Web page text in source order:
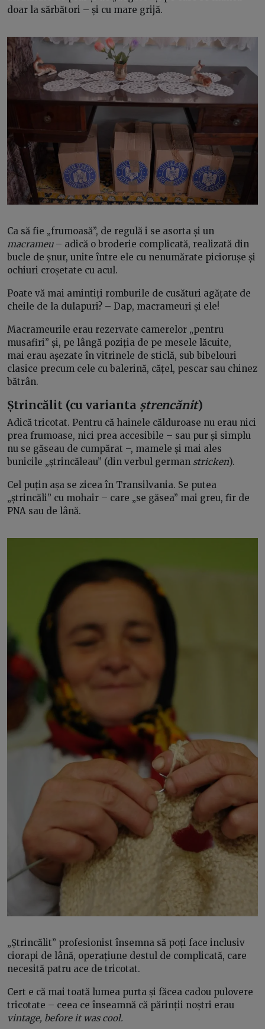
doar la sărbători – și cu mare grijă.
Ca să fie „frumoasă”, de regulă i se asorta și un
macrameu– adică o broderie complicată, realizată din
bucle de șnur, unite între ele cu nenumărate piciorușe și
ochiuri croșetate cu acul.
Poate vă mai amintiți romburile de cusături agățate de
cheile de la dulapuri? – Dap, macrameuri și ele!
Macrameurile erau rezervate camerelor „pentru
musafiri” și, pe lângă poziția de pe mesele lăcuite,
mai erau așezate în vitrinele de sticlă, sub bibelouri
clasice precum cele cu balerină, cățel, pescar sau chinez
bătrân.
Ștrincălit (cu varianta ștrencănit)
Adică tricotat. Pentru că hainele călduroase nu erau nici
prea frumoase, nici prea accesibile – sau pur și simplu
nu se găseau de cumpărat –, mamele și mai ales
bunicile „ștrincăleau” (din verbul german stricken).
Cel puțin așa se zicea în Transilvania. Se putea
„ștrincăli” cu mohair – care „se găsea” mai greu, fir de
PNA sau de lână.
„Ștrincălit” profesionist însemna să poți face inclusiv
ciorapi de lână, operațiune destul de complicată, care
necesită patru ace de tricotat.
Cert e că mai toată lumea purta și făcea cadou pulovere
tricotate – ceea ce înseamnă că părinții noștri erau
vintage, before it was cool.